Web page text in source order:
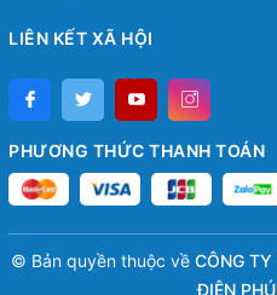
LIÊN KẾT XÃ HỘI
PHƯƠNG THỨC THANH TOÁN
© Bản quyền thuộc về CÔNG
ĐIỆN